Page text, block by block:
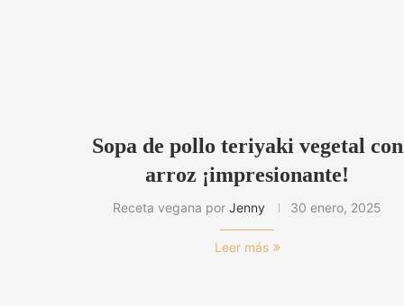
Sopa de pollo teriyaki vegetal con
arroz ¡impresionante!
Receta vegana porJenny 30 enero, 2025
Leer más